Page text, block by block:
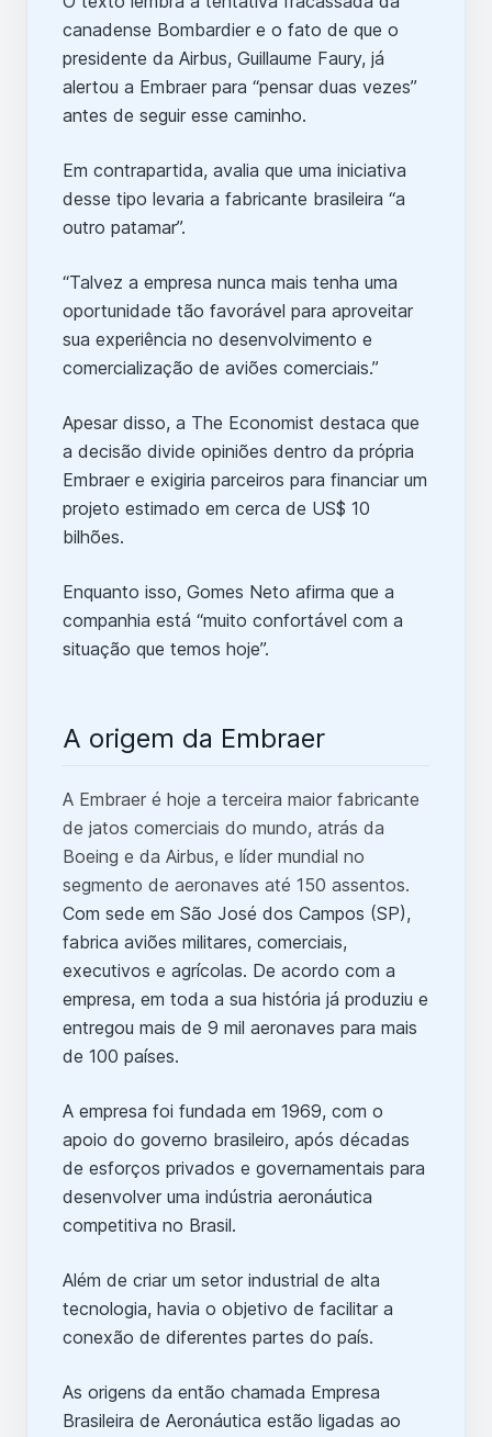
canadense Bombardier e o fato de que o
presidente da Airbus, Guillaume Faury, já
alertou a Embraer para “pensar duas vezes”
antes de seguir esse caminho.
Em contrapartida, avalia que uma iniciativa
desse tipo levaria a fabricante brasileira “a
outro patamar”.
“Talvez a empresa nunca mais tenha uma
oportunidade tão favorável para aproveitar
sua experiência no desenvolvimento e
comercialização de aviões comerciais.”
Apesar disso, a The Economist destaca que
a decisão divide opiniões dentro da própria
Embraer e exigiria parceiros para financiar um
projeto estimado em cerca de US$ 10
bilhões.
Enquanto isso, Gomes Neto afirma que a
companhia está “muito confortável com a
situação que temos hoje”.
A origem da Embraer
A Embraer é hoje a terceira maior fabricante
de jatos comerciais do mundo, atrás da
Boeing e da Airbus, e líder mundial no
segmento de aeronaves até 150 assentos.
Com sede em São José dos Campos (SP),
fabrica aviões militares, comerciais,
executivos e agrícolas. De acordo com a
empresa, em toda a sua história já produziu e
entregou mais de 9 mil aeronaves para mais
de 100 países.
A empresa foi fundada em 1969, com o
apoio do governo brasileiro, após décadas
de esforços privados e governamentais para
desenvolver uma indústria aeronáutica
competitiva no Brasil.
Além de criar um setor industrial de alta
tecnologia, havia o objetivo de facilitar a
conexão de diferentes partes do país.
As origens da então chamada Empresa
Brasileira de Aeronáutica estão ligadas ao